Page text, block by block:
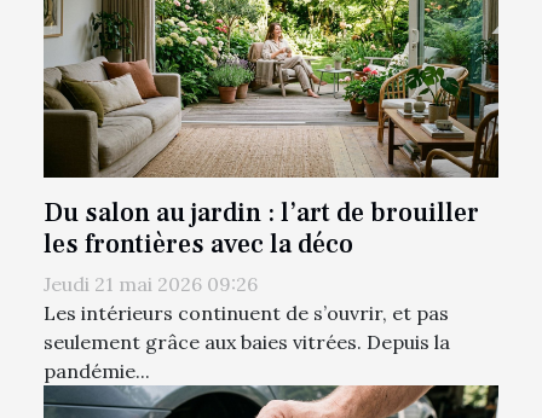
Du salon au jardin : l’art de brouiller
les frontières avec la déco
Jeudi 21 mai 2026 09:26
Les intérieurs continuent de s’ouvrir, et pas
seulement grâce aux baies vitrées. Depuis la
pandémie...